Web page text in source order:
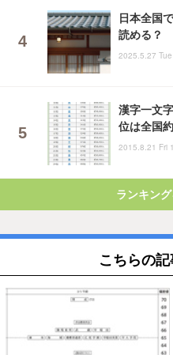
日本全国
読める？
2025.5.27
漢字一文
位は全国
2015.8.21 Fri
ランキン
こちらの